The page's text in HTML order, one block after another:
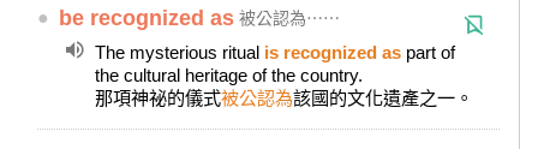
● be recognized as 被公認為⋯⋯
The mysterious ritual is recognized as part of
the cultural heritage of the country.
那項神祕的儀式被公認為該國的文化遺產之一。